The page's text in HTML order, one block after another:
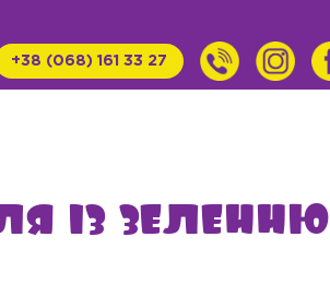
+38 (068) 161 33 27
із зеленню